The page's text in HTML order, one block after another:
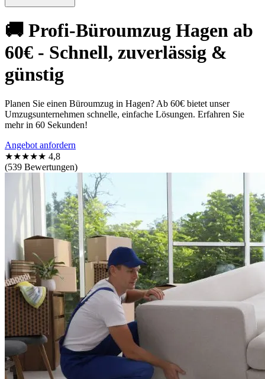
🚚 Profi-Büroumzug Hagen ab
60€ - Schnell, zuverlässig &
günstig
Planen Sie einen Büroumzug in Hagen? Ab 60€ bietet unser
Umzugsunternehmen schnelle, einfache Lösungen. Erfahren Sie
mehr in 60 Sekunden!
Angebot anfordern
★★★★★ 4,8
(539 Bewertungen)